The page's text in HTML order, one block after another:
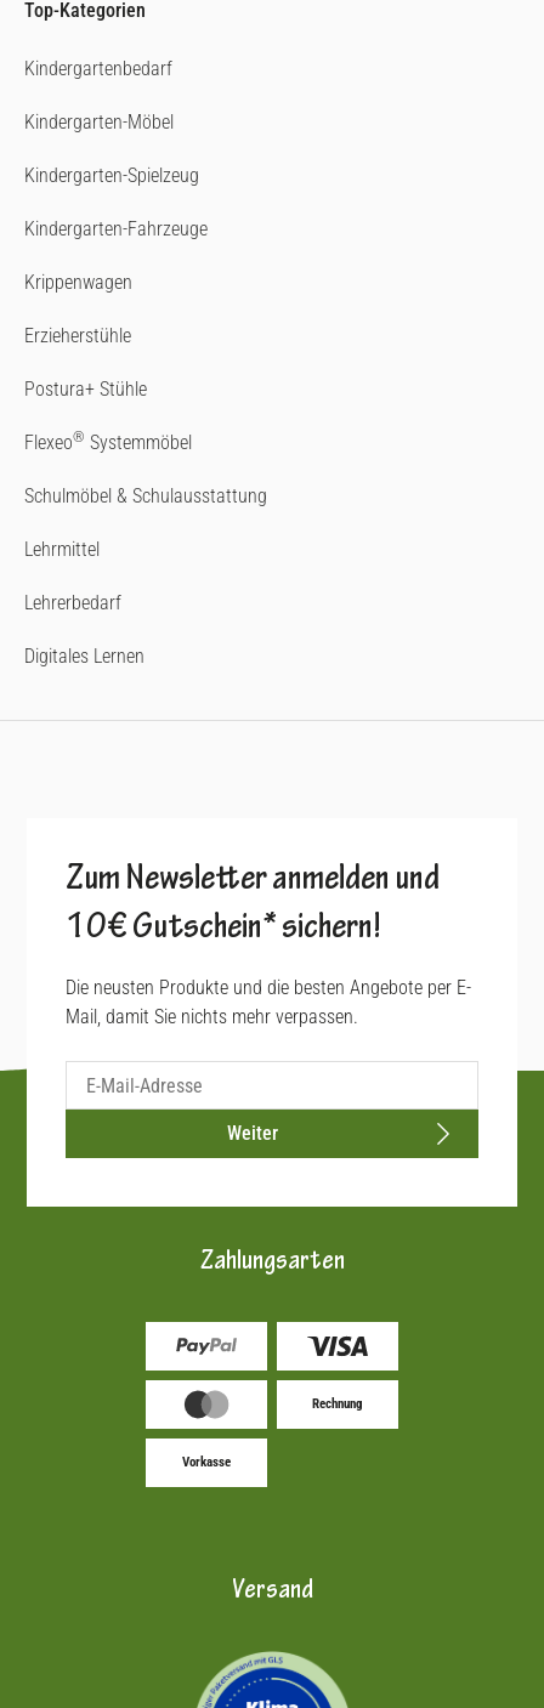
Top-Kategorien
Kindergartenbedarf
Kindergarten-Möbel
Kindergarten-Spielzeug
Kindergarten-Fahrzeuge
Krippenwagen
Erzieherstühle
Postura+ Stühle
Flexeo® Systemmöbel
Schulmöbel & Schulausstattung
Lehrmittel
Lehrerbedarf
Digitales Lernen
Zum Newsletter anmelden und
10€ Gutschein* sichern!
Die neusten Produkte und die besten Angebote per E-
Mail, damit Sie nichts mehr verpassen.
Weiter
Zahlungsarten
Rechnung
Vorkasse
Versand